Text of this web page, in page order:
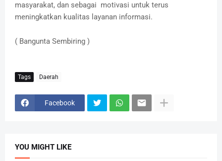
masyarakat, dan sebagai motivasi untuk terus
meningkatkan kualitas layanan informasi.
( Bangunta Sembiring )
Tags Daerah
Facebook
YOU MIGHT LIKE